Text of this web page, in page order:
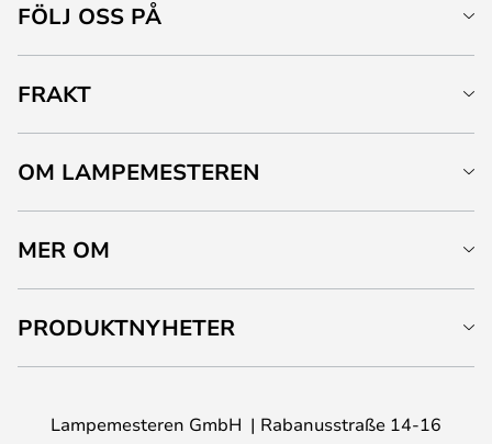
FÖLJ OSS PÅ
FRAKT
OM LAMPEMESTEREN
MER OM
PRODUKTNYHETER
Lampemesteren GmbH Rabanusstraße 14-16